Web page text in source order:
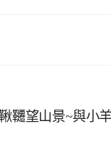
韆望山景~與小